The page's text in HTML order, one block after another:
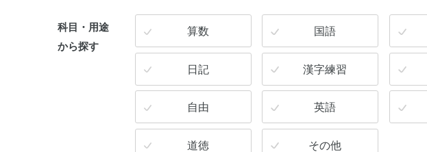
科目・用途
から探す
算数 国語
日記 漢字練習
自由 英語
道徳 その他